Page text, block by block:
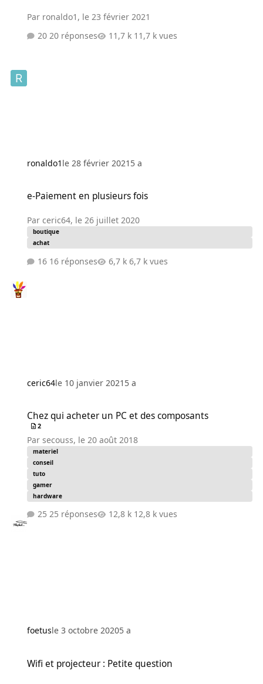
Par ronaldo1 , le 23 février 2021
20 réponses
11,7 k vues
ronaldo1 le 28 février 2021 5 a
e-Paiement en plusieurs fois
Parceric64, le 26 juillet 2020
boutique
achat
16 réponses 6,7 k vues
ceric64le 10 janvier 2021 5 a
Chez qui acheter un PC et des composants
2
Parsecouss, le 20 août 2018
materiel
conseil
tuto
gamer
hardware
25 réponses 12,8 k vues
foetusle 3 octobre 20205 a
Wifi et projecteur : Petite question